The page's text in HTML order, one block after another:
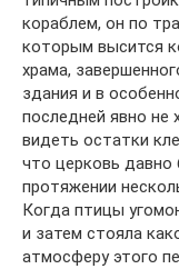
кораблем, он по
которым высится
храма,
здания и в
последней явно не
видеть остатки
что церковь давно
протяжении
Когда птицы
и затем стояла
атмосферу этого